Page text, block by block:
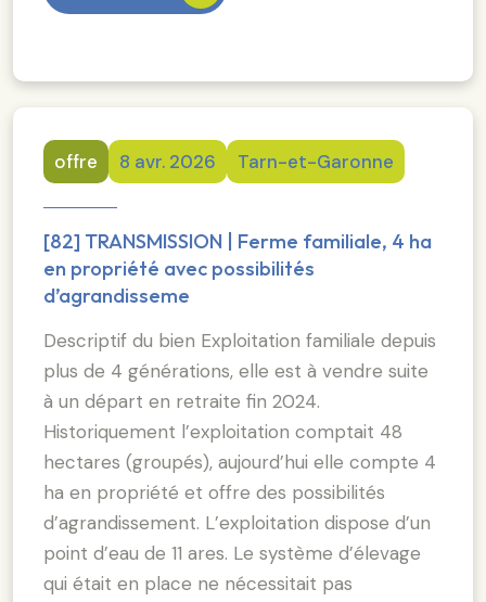
offre 8 avr. 2026 Tarn-et-Garonne
[82] TRANSMISSION | Ferme familiale, 4 ha
en propriété avec possibilités
d’agrandisseme
Descriptif du bien Exploitation familiale depuis
plus de 4 générations, elle est à vendre suite
à un départ en retraite fin 2024.
Historiquement l’exploitation comptait 48
hectares (groupés), aujourd’hui elle compte 4
ha en propriété et offre des possibilités
d’agrandissement. L’exploitation dispose d’un
point d’eau de 11 ares. Le système d’élevage
qui était en place ne nécessitait pas